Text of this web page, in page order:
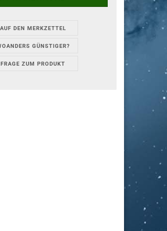
AUF DEN MERKZETTEL
GÜNSTIGER?
FRAGE ZUM PRODUKT